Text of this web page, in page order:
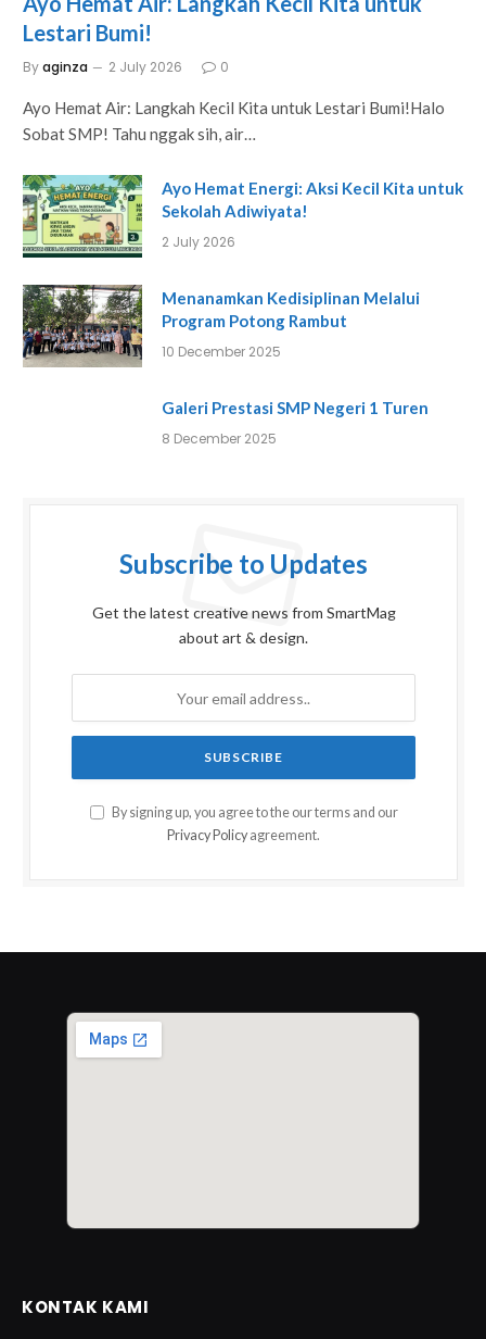
Lestari Bumi!
Byaginza 2 July 2026 0
Ayo Hemat Air: Langkah Kecil Kita untuk Lestari Bumi!Halo
Sobat SMP! Tahu nggak sih, air…
Ayo Hemat Energi: Aksi Kecil Kita untuk
Sekolah Adiwiyata!
2 July 2026
Menanamkan Kedisiplinan Melalui
Program Potong Rambut
10 December 2025
Galeri Prestasi SMP Negeri 1 Turen
8 December 2025
Subscribe to Updates
Get the latest creative news from SmartMag
about art & design.
By signing up, you agree to the our terms and our
Privacy Policy agreement.
KONTAK KAMI